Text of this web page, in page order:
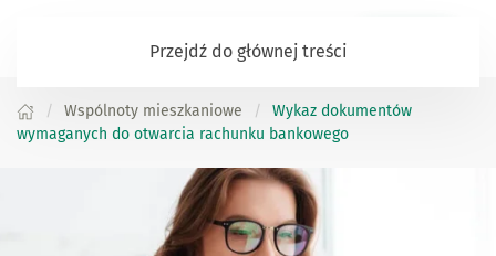
Przejdź do głównej treści
Wspólnoty mieszkaniowe
Wykaz dokumentów
wymaganych do otwarcia rachunku bankowego